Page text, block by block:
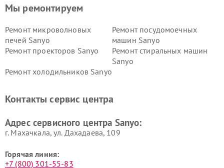
Мы ремонтируем
Ремонт микроволновых
печей Sanyo
Ремонт посудомоечных
машин Sanyo
Ремонт проекторов Sanyo
Ремонт стиральных машин
Sanyo
Ремонт холодильников Sanyo
Контакты сервис центра
Адрес сервисного центра Sanyo:
г. Махачкала, ул. Дахадаева, 109
Горячая линия:
+7 (800) 301-55-83